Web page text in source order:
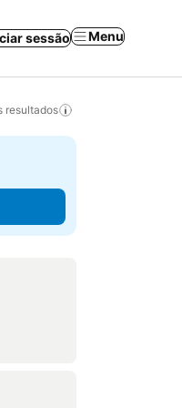
sessão Menu
resultados